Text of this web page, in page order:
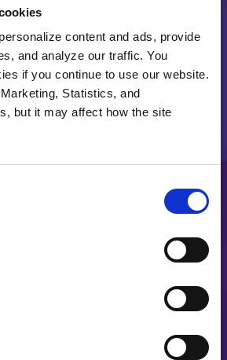
content and ads, provide
and analyze our traffic. You
if you continue to use our website.
Statistics, and
but it may affect how the site
DANS LE DOMAINE DES
DE LA
DE LA RECONNAISSANCE
DE TRAVAIL GÉOSPATIAL
analyste du renseignement
en cas d'urgence ou un
l'environnement, nous
du flux de travail, le
les agences.
CONSERVATION À LONG
besoin d'un accès rapide à leurs